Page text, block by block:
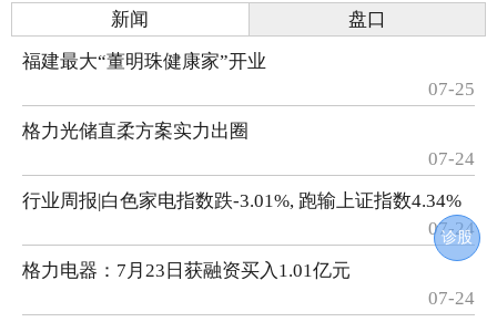
诊股
新闻
盘口
福建最大“董明珠健康家”开业
07-25
格力光储直柔方案实力出圈
07-24
行业周报|白色家电指数跌-3.01%, 跑输上证指数4.34%
07-24
格力电器：7月23日获融资买入1.01亿元
07-24